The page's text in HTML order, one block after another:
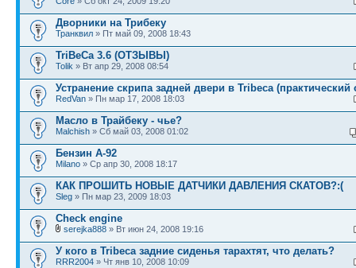
Дворники на Трибеку
Транквил » Пт май 09, 2008 18:43
TriBeCa 3.6 (ОТЗЫВЫ)
Tolik » Вт апр 29, 2008 08:54
Устранение скрипа задней двери в Tribeca (практический
RedVan » Пн мар 17, 2008 18:03
Масло в Трайбеку - чье?
Malchish » Сб май 03, 2008 01:02
Бензин А-92
Milano » Ср апр 30, 2008 18:17
КАК ПРОШИТЬ НОВЫЕ ДАТЧИКИ ДАВЛЕНИЯ СКАТОВ?:(
Sleg » Пн мар 23, 2009 18:03
Check engine
serejka888 » Вт июн 24, 2008 19:16
У кого в Tribeca задние сиденья тарахтят, что делать?
RRR2004 » Чт янв 10, 2008 10:09